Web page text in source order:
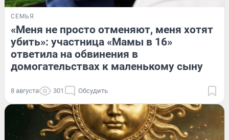
СЕМЬЯ
«Меня не просто отменяют, меня хотят
убить»: участница «Мамы в 16»
ответила на обвинения в
домогательствах к маленькому сыну
8 августа 301 Обсудить